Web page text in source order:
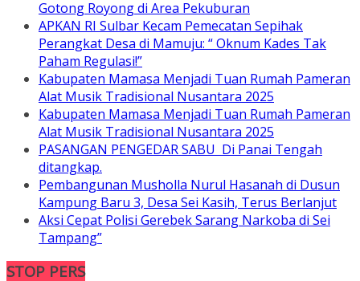
Gotong Royong di Area Pekuburan
APKAN RI Sulbar Kecam Pemecatan Sepihak
Perangkat Desa di Mamuju: “ Oknum Kades Tak
Paham Regulasi!”
Kabupaten Mamasa Menjadi Tuan Rumah Pameran
Alat Musik Tradisional Nusantara 2025
Kabupaten Mamasa Menjadi Tuan Rumah Pameran
Alat Musik Tradisional Nusantara 2025
PASANGAN PENGEDAR SABU Di Panai Tengah
ditangkap.
Pembangunan Musholla Nurul Hasanah di Dusun
Kampung Baru 3, Desa Sei Kasih, Terus Berlanjut
Aksi Cepat Polisi Gerebek Sarang Narkoba di Sei
Tampang”
STOP PERS